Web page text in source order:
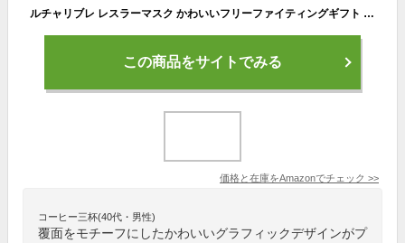
ルチャリブレ レスラーマスク かわいいフリーファイティングギフト Tシャツ
この商品をサイトでみる
価格と在庫をAmazonでチェック >>
コーヒー三杯(40代・男性)
覆面をモチーフにしたかわいいグラフィックデザインがプ